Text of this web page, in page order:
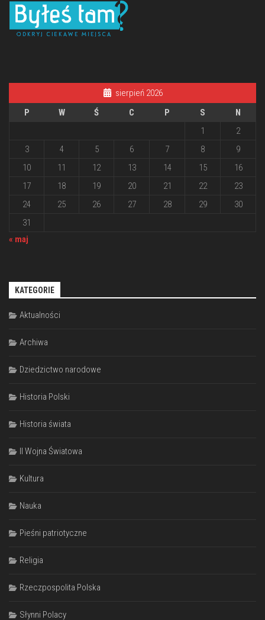
sierpień 2026
P
W Ś C P S
N
1
2
3
4 5 6 7 8
9
10
11 12 13 14 15
16
17
18 19 20 21 22
23
24
25 26 27 28 29
30
31
« maj
KATEGORIE
Aktualności
Archiwa
Dziedzictwo narodowe
Historia Polski
Historia świata
II Wojna Światowa
Kultura
Nauka
Pieśni patriotyczne
Religia
Rzeczpospolita Polska
Słynni Polacy